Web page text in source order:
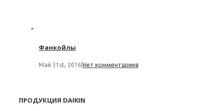
Фанкойлы
Май 31st, 2016 Нет комментариев
ПРОДУКЦИЯ DAIKIN